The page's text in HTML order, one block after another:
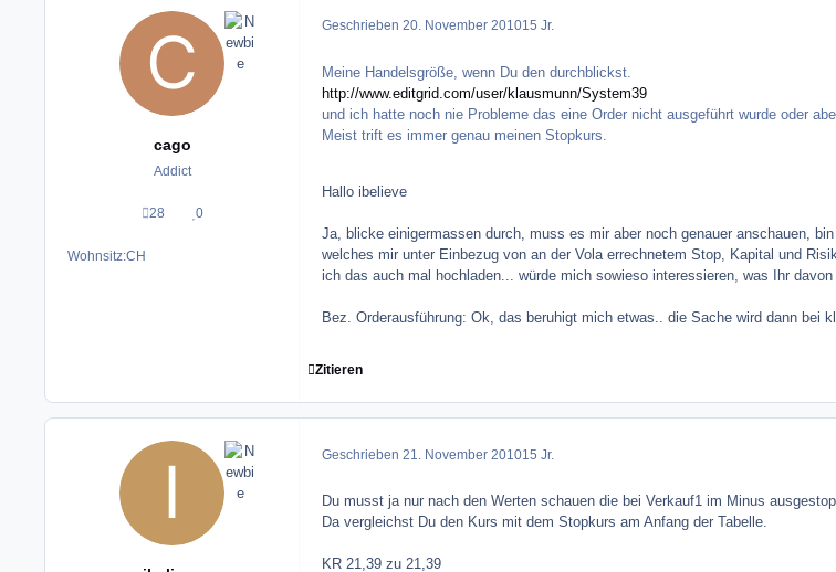
cago
Addict
28
Beiträge
0
Reputation
Wohnsitz:CH
Geschrieben 20. November 201015 Jr.
Meine Handelsgröße, wenn Du den durchblickst.
http://www.editgrid.com/user/klausmunn/System39
und ich hatte noch nie Probleme das eine Order nicht ausgeführt wurde oder
Meist trift es immer genau meinen Stopkurs.
Hallo ibelieve
Ja, blicke einigermassen durch, muss es mir aber noch genauer anschauen,
welches mir unter Einbezug von an der Vola errechnetem Stop, Kapital und
ich das auch mal hochladen... würde mich sowieso interessieren, was Ihr davon
Bez. Orderausführung: Ok, das beruhigt mich etwas.. die Sache wird dann bei
Zitieren
Geschrieben 21. November 201015 Jr.
Du musst ja nur nach den Werten schauen die bei Verkauf1 im Minus
Da vergleichst Du den Kurs mit dem Stopkurs am Anfang der Tabelle.
KR 21,39 zu 21,39